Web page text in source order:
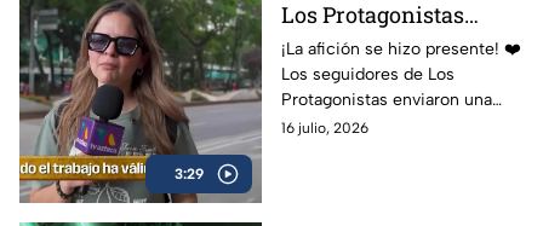
3:29
Los Protagonistas
reciben una lluvia de
mensajes de apoyo
¡La afición se hizo presente! ❤️
Los seguidores de Los
Protagonistas enviaron una
auténtica ola de mensajes de
16 julio, 2026